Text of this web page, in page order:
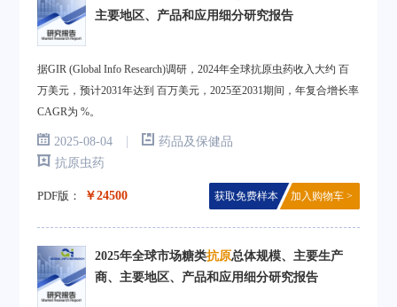
主要地区、产品和应用细分研究报告
据GIR (Global Info Research)调研，2024年全球抗原虫药收入大约 百
万美元，预计2031年达到 百万美元，2025至2031期间，年复合增长率
CAGR为 %。
2025-08-04 |
药品及保健品
抗原虫药
PDF版： ￥24500 获取免费样本 加入购物车 >
2025年全球市场糖类抗原总体规模、主要生产
商、主要地区、产品和应用细分研究报告